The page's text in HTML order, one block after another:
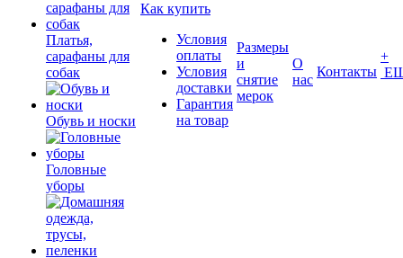
Платья,
сарафаны для
собак
Обувь и носки
Головные
уборы
Как купить
Условия
оплаты
Условия
доставки
Гарантия
на товар
Размеры
и
снятие
мерок
О
нас
Контакты
+